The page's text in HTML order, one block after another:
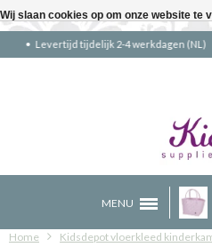
Gratis
MENU
Home Kidsdepot vloerkleed
Wij slaan cookies op om onze website te